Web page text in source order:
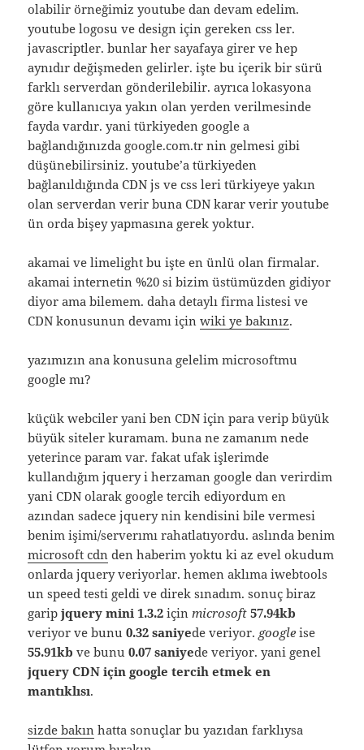
olabilir örneğimiz youtube dan devam edelim.
youtube logosu ve design için gereken css ler.
javascriptler. bunlar her sayafaya girer ve hep
aynıdır değişmeden gelirler. işte bu içerik bir sürü
farklı serverdan gönderilebilir. ayrıca lokasyona
göre kullanıcıya yakın olan yerden verilmesinde
fayda vardır. yani türkiyeden google a
bağlandığınızda google.com.tr nin gelmesi gibi
düşünebilirsiniz. youtube’a türkiyeden
bağlanıldığında CDN js ve css leri türkiyeye yakın
olan serverdan verir buna CDN karar verir youtube
ün orda bişey yapmasına gerek yoktur.
akamai ve limelight bu işte en ünlü olan firmalar.
akamai internetin %20 si bizim üstümüzden gidiyor
diyor ama bilemem. daha detaylı firma listesi ve
CDN konusunun devamı içinwiki ye bakınız.
yazımızın ana konusuna gelelim microsoftmu
google mı?
küçük webciler yani ben CDN için para verip büyük
büyük siteler kuramam. buna ne zamanım nede
yeterince param var. fakat ufak işlerimde
kullandığım jquery i herzaman google dan verirdim
yani CDN olarak google tercih ediyordum en
azından sadece jquery nin kendisini bile vermesi
benim işimi/serverımı rahatlatıyordu. aslında benim
microsoft cdn den haberim yoktu ki az evel okudum
onlarda jquery veriyorlar. hemen aklıma iwebtools
un speed testi geldi ve direk sınadım. sonuç biraz
garipjquery mini 1.3.2 içinmicrosoft 57.94kb
veriyor ve bunu0.32 saniyede veriyor. google ise
55.91kb ve bunu0.07 saniyede veriyor. yani genel
jquery CDN için google tercih etmek en
mantıklısı.
sizde bakın hatta sonuçlar bu yazıdan farklıysa